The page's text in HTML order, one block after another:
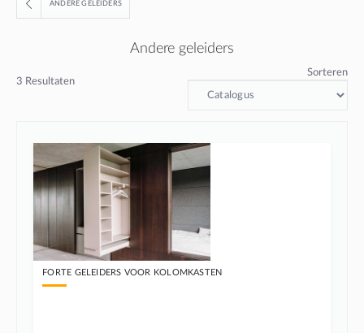
ANDERE GELEIDERS
Andere geleiders
3 Resultaten
Sorteren
FORTE GELEIDERS VOOR KOLOMKASTEN